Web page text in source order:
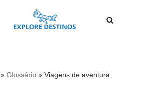
» Glossário» Viagens de aventura